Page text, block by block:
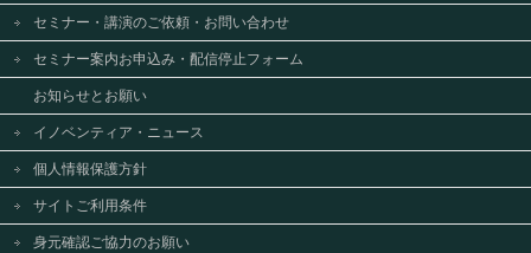
セミナー・講演のご依頼・お問い合わせ
セミナー案内お申込み・配信停止フォーム
お知らせとお願い
イノベンティア・ニュース
個人情報保護方針
サイトご利用条件
身元確認ご協力のお願い